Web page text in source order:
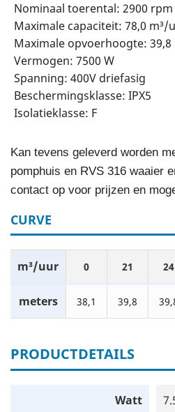
Nominaal toerental: 2900 rpm
Maximale capaciteit: 78,0 m³/
Maximale opvoerhoogte:
Vermogen: 7500 W
Spanning: 400V driefasig
Beschermingsklasse: IPX5
Isolatieklasse: F
Kan tevens geleverd worden
pomphuis en RVS 316 waaier
contact op voor prijzen en
CURVE
m³/uur 0 21 24
meters 38,1 39,8
PRODUCTDETAILS
Watt